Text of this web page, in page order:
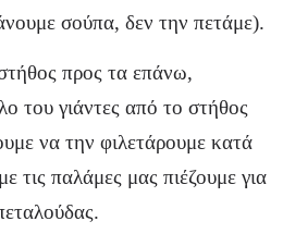
σούπα, δεν την πετάμε).
προς τα επάνω,
του γιάντες από το στήθος
να την φιλετάρουμε κατά
τις παλάμες μας πιέζουμε για